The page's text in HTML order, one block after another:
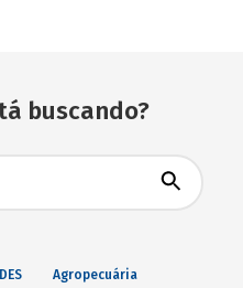
buscando?
Agropecuária